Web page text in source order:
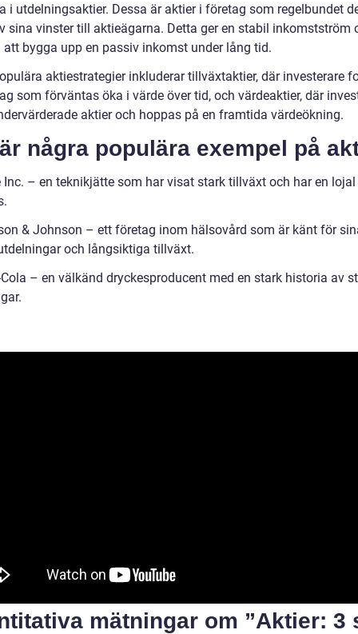
i utdelningsaktier. Dessa är aktier i företag som regelbundet
sina vinster till aktieägarna. Detta ger en stabil inkomstström
bygga upp en passiv inkomst under lång tid.
aktiestrategier inkluderar tillväxtaktier, där investerare
som förväntas öka i värde över tid, och värdeaktier, där
aktier och hoppas på en framtida värdeökning.
några populära exempel på
Inc. – en teknikjätte som har visat stark tillväxt och har en lojal
& Johnson – ett företag inom hälsovård som är känt för
och långsiktiga tillväxt.
– en välkänd dryckesproducent med en stark historia av
mätningar om ”Aktier: 3